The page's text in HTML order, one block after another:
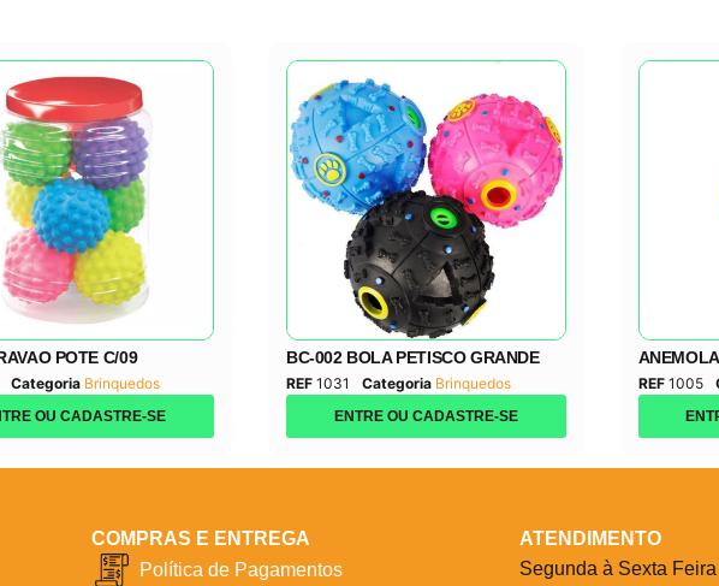
POTE C/09
Categoria Brinquedos
OU CADASTRE-SE
BC-002 BOLA PETISCO GRANDE
REF 1031 Categoria Brinquedos
ENTRE OU CADASTRE-SE
REF 1005
COMPRAS E ENTREGA
Política de Pagamentos
ATENDIMENTO
Segunda à Sexta Feira